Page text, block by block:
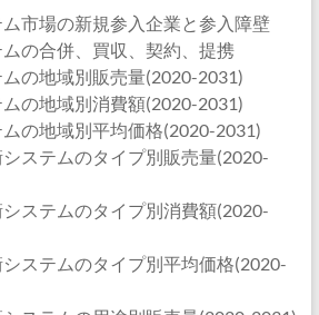
ム市場の新規参入企業と参入障壁
ムの合併、買収、契約、提携
ムの地域別販売量(2020-2031)
ムの地域別消費額(2020-2031)
ムの地域別平均価格(2020-2031)
システムのタイプ別販売量(2020-
システムのタイプ別消費額(2020-
システムのタイプ別平均価格(2020-